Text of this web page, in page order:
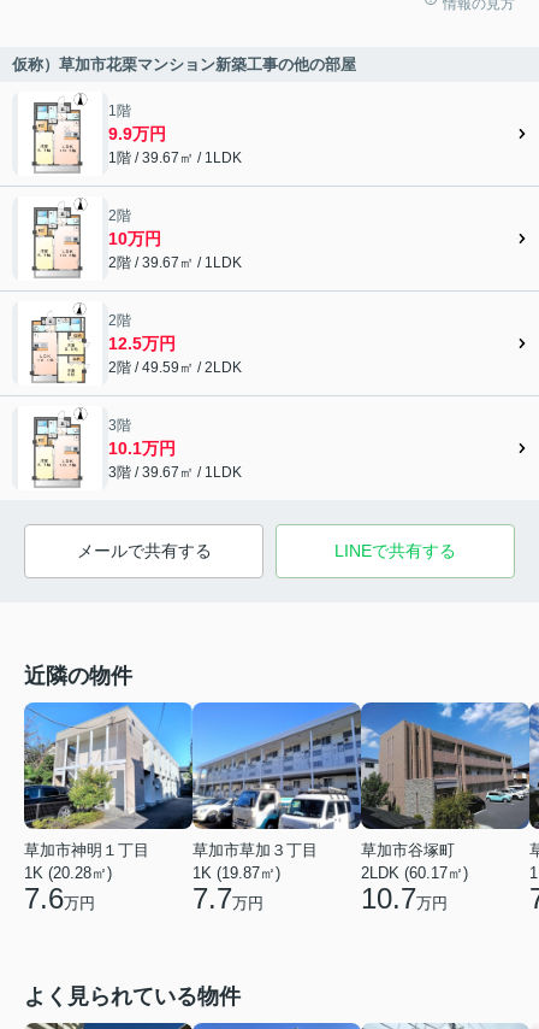
情報の見方
仮称）草加市花栗マンション新築工事の他の部屋
1階
9.9万円
1階 / 39.67㎡ / 1LDK
2階
10万円
2階 / 39.67㎡ / 1LDK
2階
12.5万円
2階 / 49.59㎡ / 2LDK
3階
10.1万円
3階 / 39.67㎡ / 1LDK
メールで共有する LINEで共有する
近隣の物件
草加市神明１丁目
1K (20.28㎡)
7.6万円
草加市草加３丁目
1K (19.87㎡)
7.7万円
草加市谷塚町
2LDK (60.17㎡)
10.7万円
よく見られている物件